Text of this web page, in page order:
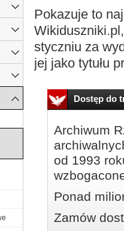
Pokazuje to
styczniu za
jej jako tytułu
Dostęp do
Archiwum
od 1993
Ponad
Zamów